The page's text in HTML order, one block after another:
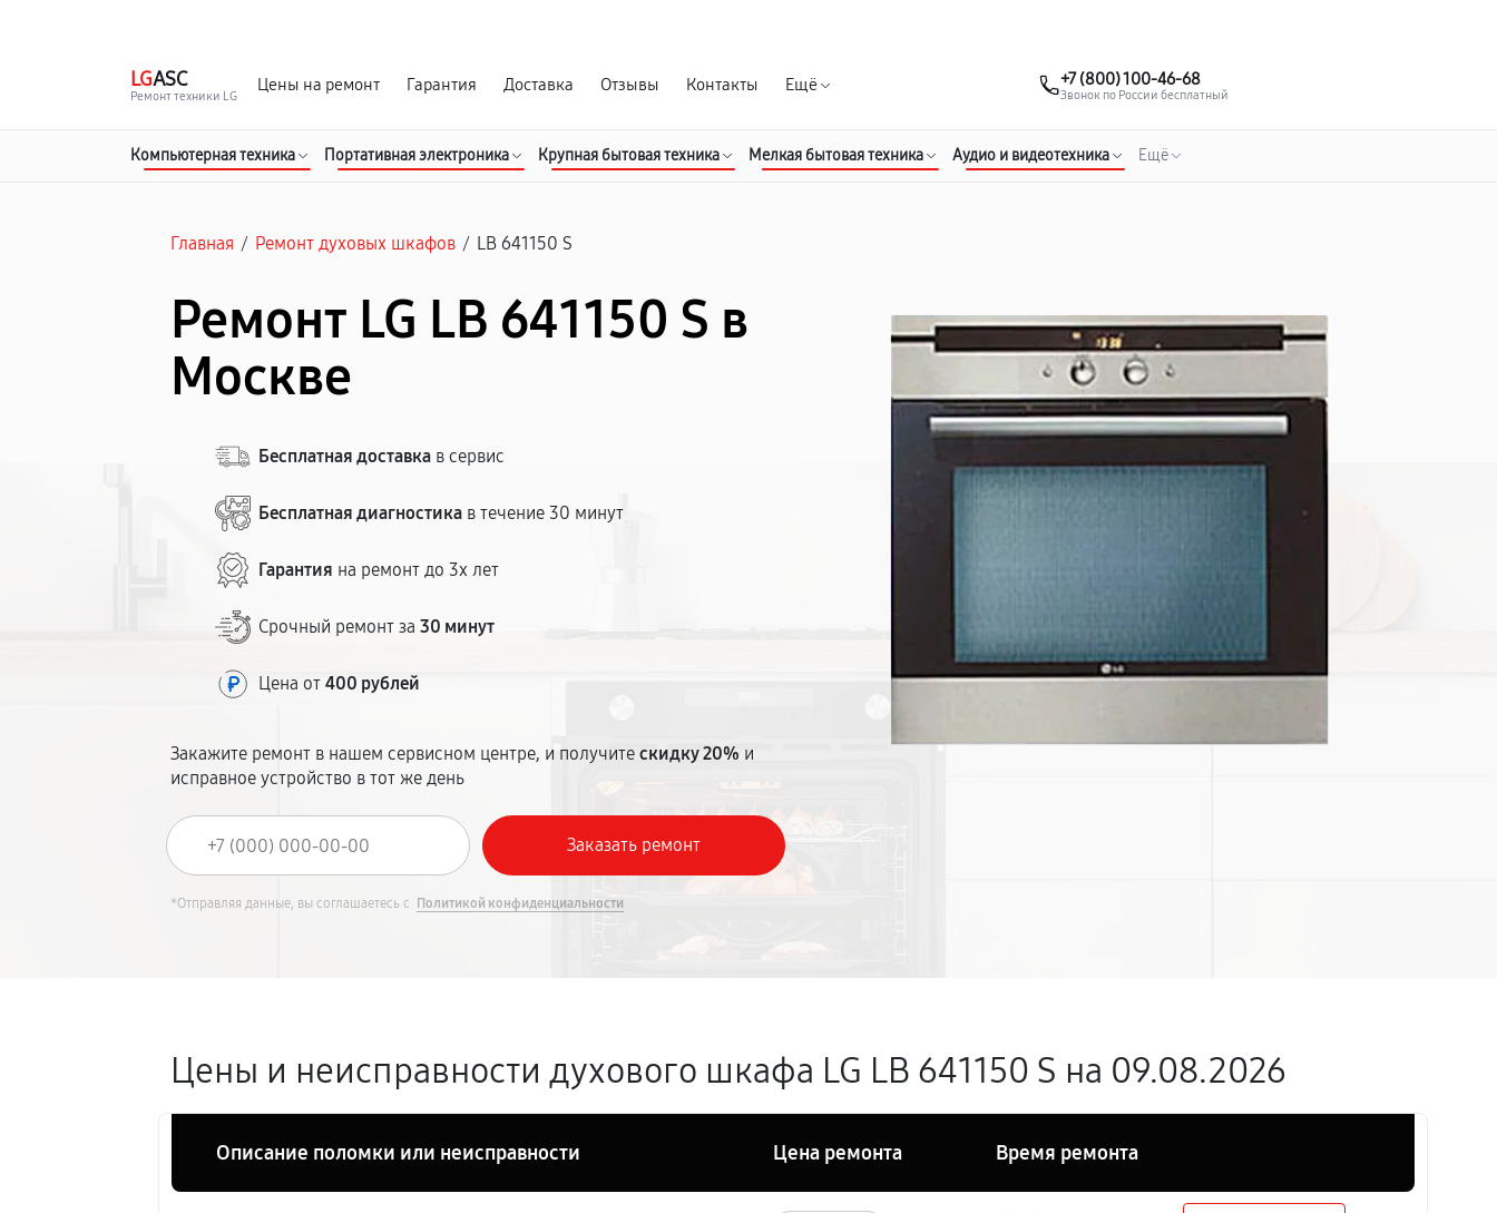
LGASC
Ремонт техники LG
Цены на ремонт Гарантия Доставка Отзывы Контакты Ещё +7 (800) 100-46-68
Звонок по России бесплатный
Компьютерная техника Портативная электроника Крупная бытовая техника Мелкая бытовая техника Аудио и видеотехника Ещё
Главная / Ремонт духовых шкафов / LB 641150 S
Ремонт LG LB 641150 S в
Москве
Бесплатная доставка в сервис
Бесплатная диагностика в течение 30 минут
Гарантия на ремонт до 3х лет
Срочный ремонт за30 минут
Цена от400 рублей
Закажите ремонт в нашем сервисном центре, и получитескидку 20% и
исправное устройство в тот же день
*Отправляя данные, вы соглашаетесь с Политикой конфиденциальности
Цены и неисправности духового шкафа LG LB 641150 S на 09.08.2026
Описание поломки или неисправности Цена ремонта Время ремонта